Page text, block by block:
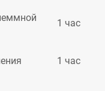
1 час
1 час